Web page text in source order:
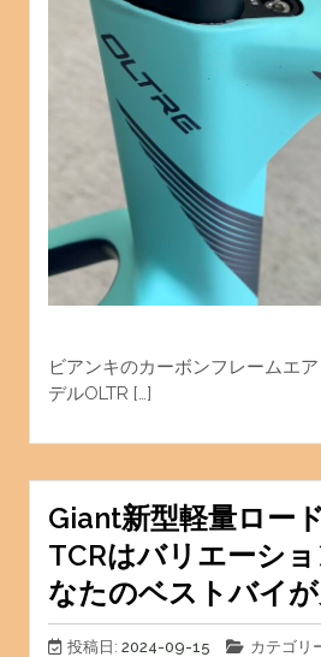
ビアンキのカーボンフレームエ
デルOLTR […]
Giant新型軽量ロー
TCRはバリエーシ
なたのベストバイ
投稿日: 2024-09-15 カテゴリ